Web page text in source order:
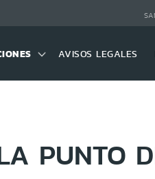
AVISOS LEGALES
PUNTO